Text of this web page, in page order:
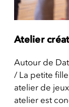
Atelier
Autour de
/ La petite
atelier de
atelier est